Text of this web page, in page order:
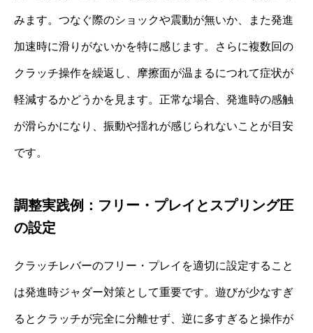
みます。つなぐ際のショックや震動が無いか、また発進
加速時に滑りがないかを特に感じます。さらに複数回の
クラッチ操作を繰返し、摩擦面が温まるにつれて症状が
軽減するかどうかを見ます。正常な場合、発進時の感触
が滑らかになり、振動や揺れが感じられないことが目安
です。
調整実践例：フリー・プレイとスプリング圧
の設定
クラッチレバーのフリー・プレイを適切に設定すること
は発進時ジャダー対策として重要です。遊びが少なすぎ
るとクラッチが完全に分離せず、逆に多すぎると操作が